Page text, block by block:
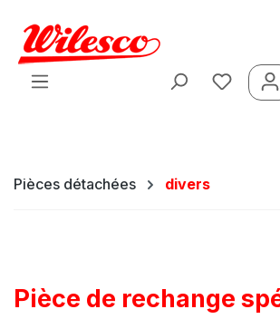
Passer au contenu principal
Pièces détachées divers
Pièce de rechange